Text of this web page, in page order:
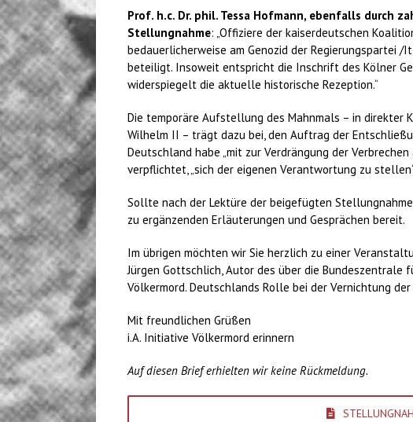
Prof. h.c. Dr. phil. Tessa Hofmann, ebenfalls durch
Stellungnahme: „Offiziere der kaiserdeutschen
bedauerlicherweise am Genozid der Regierungspartei /
beteiligt. Insoweit entspricht die Inschrift des Kölner
widerspiegelt die aktuelle historische Rezeption.“
Die temporäre Aufstellung des Mahnmals – in direkter
Wilhelm II – trägt dazu bei, den Auftrag der
Deutschland habe „mit zur Verdrängung der
verpflichtet, „sich der eigenen Verantwortung zu
Sollte nach der Lektüre der beigefügten
zu ergänzenden Erläuterungen und Gesprächen bereit.
Im übrigen möchten wir Sie herzlich zu einer
Jürgen Gottschlich, Autor des über die Bundeszentrale
Völkermord. Deutschlands Rolle bei der Vernichtung der
Mit freundlichen Grüßen
i.A. Initiative Völkermord erinnern
Auf diesen Brief erhielten wir keine Rückmeldung.